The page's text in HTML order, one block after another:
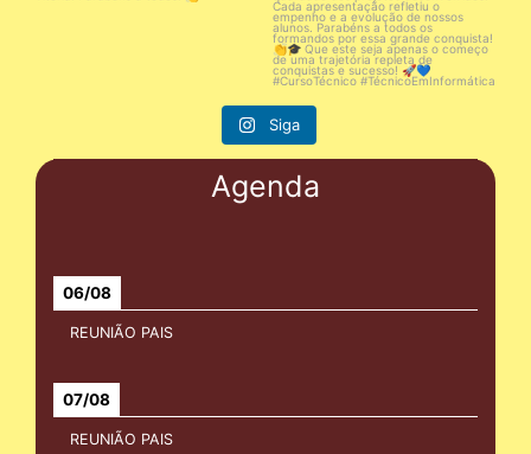
Siga
Agenda
06/08
REUNIÃO PAIS
07/08
REUNIÃO PAIS